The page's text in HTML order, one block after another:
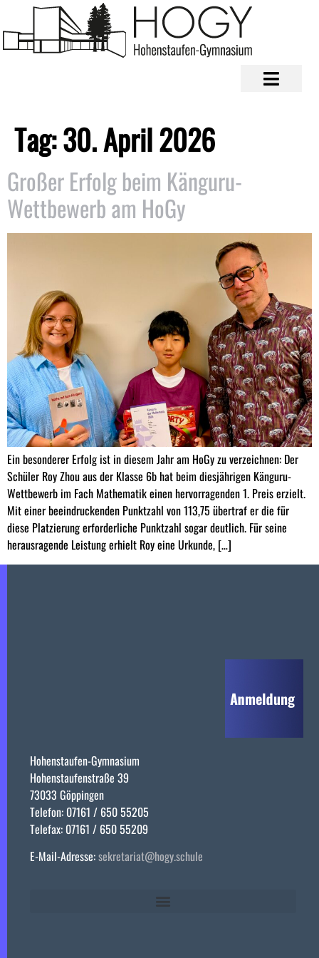
Tag:30. April 2026
Großer Erfolg beim Känguru-
Wettbewerb am HoGy
Ein besonderer Erfolg ist in diesem Jahr am HoGy zu verzeichnen: Der
Schüler Roy Zhou aus der Klasse 6b hat beim diesjährigen Känguru-
Wettbewerb im Fach Mathematik einen hervorragenden 1. Preis erzielt.
Mit einer beeindruckenden Punktzahl von 113,75 übertraf er die für
diese Platzierung erforderliche Punktzahl sogar deutlich. Für seine
herausragende Leistung erhielt Roy eine Urkunde, […]
Hohenstaufen-Gymnasium
Hohenstaufenstraße 39
73033 Göppingen
Telefon: 07161 / 650 55205
Telefax: 07161 / 650 55209
E-Mail-Adresse:sekretariat@hogy.schule